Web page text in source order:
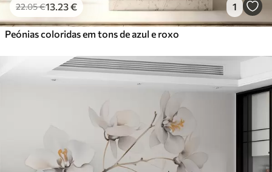
22.05€13.23€ 1
Peónias coloridas em tons de azul e roxo